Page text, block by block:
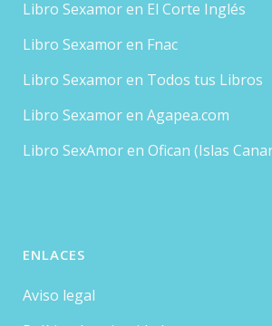
Libro Sexamor en El Corte Inglés
Libro Sexamor en Fnac
Libro Sexamor en Todos tus Libros
Libro Sexamor en Agapea.com
Libro SexAmor en Ofican (Islas
ENLACES
Aviso legal